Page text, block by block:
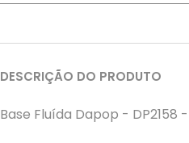
DESCRIÇÃO DO PRODUTO
Base Fluída Dapop - DP2158 -